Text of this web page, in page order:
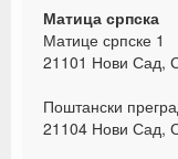
Матица српска
Матице српске 1
21101 Нови Сад,
Поштански
21104 Нови Сад,